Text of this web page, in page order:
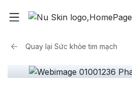
Quay lại Sức khỏe tim mạch